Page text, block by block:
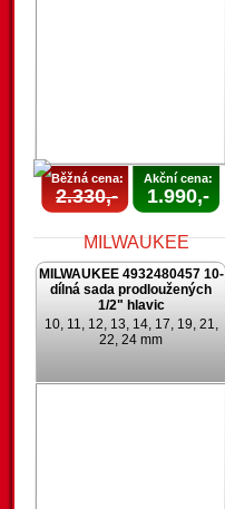
Běžná cena:
2.330,-
Akční cena:
1.990,-
MILWAUKEE 4932480457 10-
dílná sada prodloužených
1/2" hlavic
10, 11, 12, 13, 14, 17, 19, 21,
22, 24 mm